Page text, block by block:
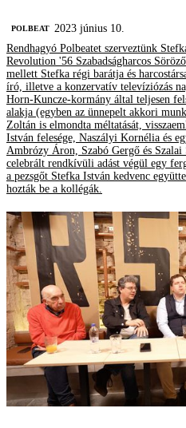
‎POLBEAT 2023 június 10.
Rendhagyó Polbeatet szerveztünk
Revolution '56 Szabadságharcos
mellett Stefka régi barátja és
író, illetve a konzervatív televíziózás
Horn-Kuncze-kormány által teljesen
alakja (egyben az ünnepelt akkori
Zoltán is elmondta méltatását,
István felesége, Naszályi Kornélia és
Ambrózy Áron, Szabó Gergő és
celebrált rendkívüli adást végül egy
a pezsgőt Stefka István kedvenc
hozták be a kollégák.